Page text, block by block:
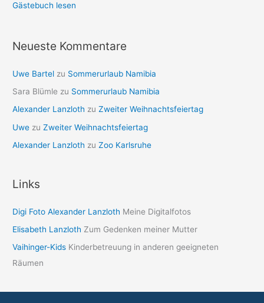
Gästebuch lesen
Neueste Kommentare
Uwe Bartel zu Sommerurlaub Namibia
Sara Blümle zu Sommerurlaub Namibia
Alexander Lanzloth zuZweiter Weihnachtsfeiertag
Uwe zuZweiter Weihnachtsfeiertag
Alexander Lanzloth zuZoo Karlsruhe
Links
Digi Foto Alexander Lanzloth Meine Digitalfotos
Elisabeth Lanzloth Zum Gedenken meiner Mutter
Vaihinger-Kids Kinderbetreuung in anderen geeigneten
Räumen